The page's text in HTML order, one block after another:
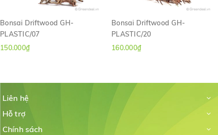
trạng nước có màu vàng nhẹ thời gian đầu, chỉ cần thay nước vài
Bonsai Driftwood GH-
PLASTIC/07
150.000₫
Bonsai Driftwood GH-
PLASTIC/20
160.000₫
Liên hệ
Hỗ trợ
Chính sách